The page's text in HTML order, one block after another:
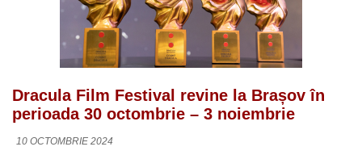
Dracula Film Festival revine la Brașov în
perioada 30 octombrie – 3 noiembrie
10 OCTOMBRIE 2024